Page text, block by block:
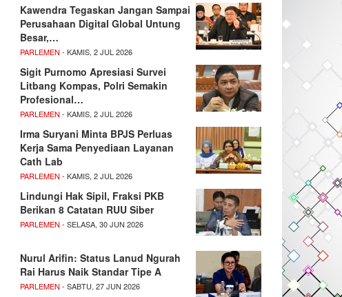
Kawendra Tegaskan Jangan Sampai
Perusahaan Digital Global Untung
Besar,…
PARLEMEN - KAMIS, 2 JUL 2026
Sigit Purnomo Apresiasi Survei
Litbang Kompas, Polri Semakin
Profesional…
PARLEMEN - KAMIS, 2 JUL 2026
Irma Suryani Minta BPJS Perluas
Kerja Sama Penyediaan Layanan
Cath Lab
PARLEMEN - KAMIS, 2 JUL 2026
Lindungi Hak Sipil, Fraksi PKB
Berikan 8 Catatan RUU Siber
PARLEMEN - SELASA, 30 JUN 2026
Nurul Arifin: Status Lanud Ngurah
Rai Harus Naik Standar Tipe A
PARLEMEN - SABTU, 27 JUN 2026